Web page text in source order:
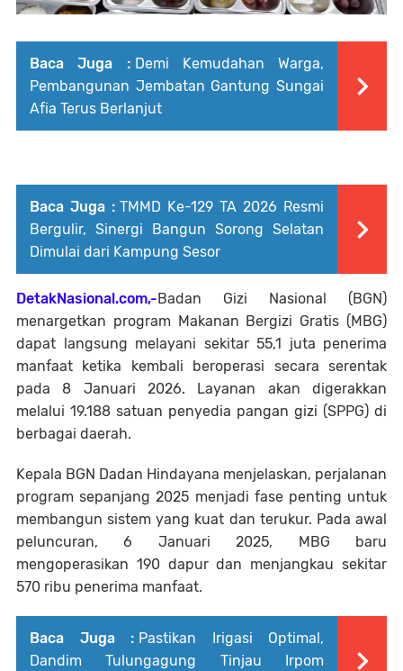
Baca Juga : Demi Kemudahan Warga,
Pembangunan Jembatan Gantung Sungai
Afia Terus Berlanjut
Baca Juga : TMMD Ke-129 TA 2026 Resmi
Bergulir, Sinergi Bangun Sorong Selatan
Dimulai dari Kampung Sesor
DetakNasional.com,-Badan Gizi Nasional (BGN)
menargetkan program Makanan Bergizi Gratis (MBG)
dapat langsung melayani sekitar 55,1 juta penerima
manfaat ketika kembali beroperasi secara serentak
pada 8 Januari 2026. Layanan akan digerakkan
melalui 19.188 satuan penyedia pangan gizi (SPPG) di
berbagai daerah.
Kepala BGN Dadan Hindayana menjelaskan, perjalanan
program sepanjang 2025 menjadi fase penting untuk
membangun sistem yang kuat dan terukur. Pada awal
peluncuran, 6 Januari 2025, MBG baru
mengoperasikan 190 dapur dan menjangkau sekitar
570 ribu penerima manfaat.
Baca Juga : Pastikan Irigasi Optimal,
Dandim Tulungagung Tinjau Irpom